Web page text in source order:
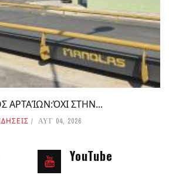
ΑΡΤΑΊΩΝ:ΌΧΙ ΣΤΗΝ...
ΑΥΓ 04, 2026
YouTube